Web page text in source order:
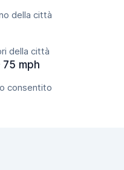
della città
della città
75 mph
consentito